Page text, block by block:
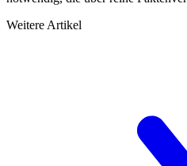
Weitere Artikel